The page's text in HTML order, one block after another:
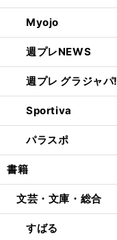
Myojo
週プレNEWS
週プレ グラジャパ!
Sportiva
パラスポ
書籍
文芸・文庫・総合
すばる